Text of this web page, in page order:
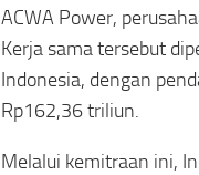
ACWA Power,
Kerja sama tersebut
Indonesia, dengan
Rp162,36 triliun.
Melalui kemitraan ini,